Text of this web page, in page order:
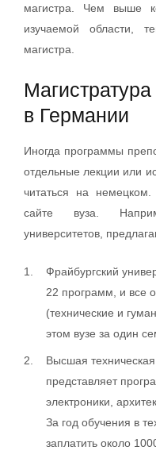
магистра. Чем выше
изучаемой области,
магистра.
в Германии
Иногда программы
отдельные лекции или
читаться на
сайте вуза.
университетов,
Фрайбургский
22 программ, и все
(технические и
этом вузе за один
Высшая
представляет
электроники,
За год обучения в
заплатить около